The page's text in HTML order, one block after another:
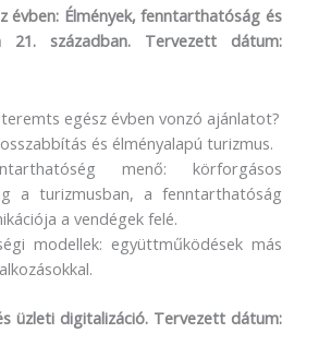
évben: Élmények, fenntarthatóság és
században. Tervezett dátum:
egész évben vonzó ajánlatot?
és élményalapú turizmus.
menő: körforgásos
a turizmusban, a fenntarthatóság
a vendégek felé.
modellek: együttműködések más
üzleti digitalizáció. Tervezett dátum: